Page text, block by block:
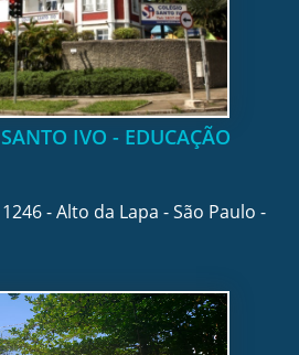
IVO - EDUCAÇÃO
- Alto da Lapa - São Paulo -